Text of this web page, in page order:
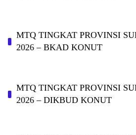
MTQ TINGKAT PROVINSI
2026 – BKAD KONUT
MTQ TINGKAT PROVINSI
2026 – DIKBUD KONUT